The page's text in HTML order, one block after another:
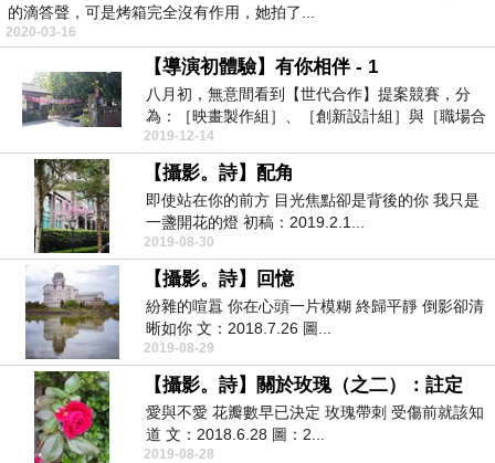
的滴答聲，可是烤箱完全沒有作用，她拍了...
2020-03-16
【導演初體驗】有你相伴 - 1
八月初，無意間看到【世代合作】提案競賽，分
為：［映畫製作組］、［創新設計組］與［職場合
作組］。我詢問...
2019-12-14
【攝影。詩】配角
即使站在你的前方 目光焦點卻是背後的你 我只是
一盞開花的燈 初稿：2019.2.1...
2019-08-30
【攝影。詩】回憶
紛雜的喧囂 你在心頭一片模糊 終歸平靜 倒影卻清
晰如你 文：2018.7.26 圖...
2019-08-29
【攝影。詩】關於玫瑰（之二）：註定
愛與不愛 花瓣數早已決定 玫瑰帶刺 受傷前就該知
道 文：2018.6.28 圖：2...
2019-08-28